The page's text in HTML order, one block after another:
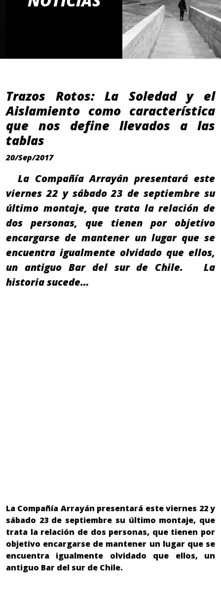
Trazos Rotos: La Soledad y el
Aislamiento como característica
que nos define llevados a las
tablas
20/Sep/2017
La Compañía Arrayán presentará este
viernes 22 y sábado 23 de septiembre su
último montaje, que trata la relación de
dos personas, que tienen por objetivo
encargarse de mantener un lugar que se
encuentra igualmente olvidado que ellos,
un antiguo Bar del sur de Chile. La
historia sucede…
La Compañía Arrayán presentará este viernes 22 y
sábado 23 de septiembre su último montaje, que
trata la relación de dos personas, que tienen por
objetivo encargarse de mantener un lugar que se
encuentra igualmente olvidado que ellos, un
antiguo Bar del sur de Chile.